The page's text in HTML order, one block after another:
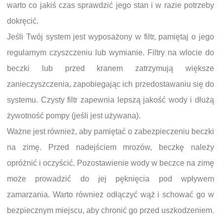
warto co jakiś czas sprawdzić jego stan i w razie potrzeby
dokręcić.
Jeśli Twój system jest wyposażony w filtr, pamiętaj o jego
regularnym czyszczeniu lub wymianie. Filtry na wlocie do
beczki lub przed kranem zatrzymują większe
zanieczyszczenia, zapobiegając ich przedostawaniu się do
systemu. Czysty filtr zapewnia lepszą jakość wody i dłużą
żywotność pompy (jeśli jest używana).
Ważne jest również, aby pamiętać o zabezpieczeniu beczki
na zimę. Przed nadejściem mrozów, beczkę należy
opróżnić i oczyścić. Pozostawienie wody w beczce na zimę
może prowadzić do jej pęknięcia pod wpływem
zamarzania. Warto również odłączyć wąż i schować go w
bezpiecznym miejscu, aby chronić go przed uszkodzeniem.